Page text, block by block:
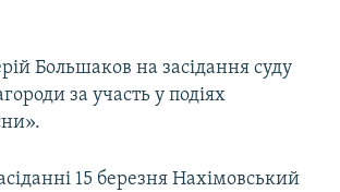
Большаков на засідання суду
за участь у подіях
15 березня Нахімовський